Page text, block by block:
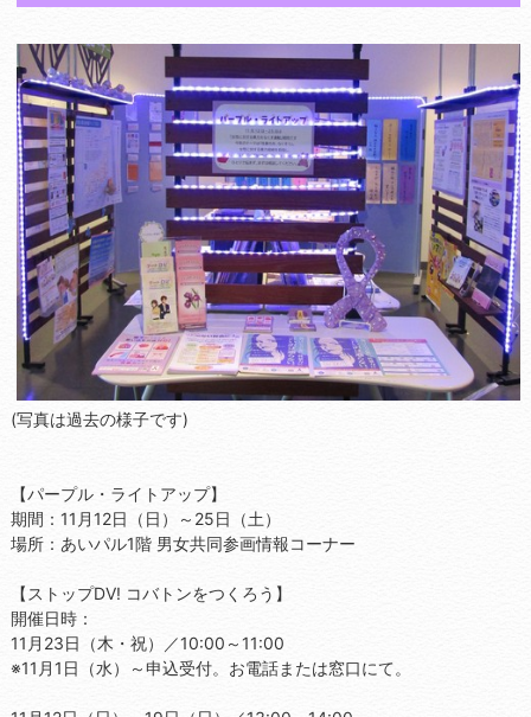
(写真は過去の様子です)
【パープル・ライトアップ】
期間：11月12日（日）～25日（土）
場所：あいパル1階 男女共同参画情報コーナー
【ストップDV! コバトンをつくろう】
開催日時：
11月23日（木・祝）／10:00～11:00
※11月1日（水）～申込受付。お電話または窓口にて。